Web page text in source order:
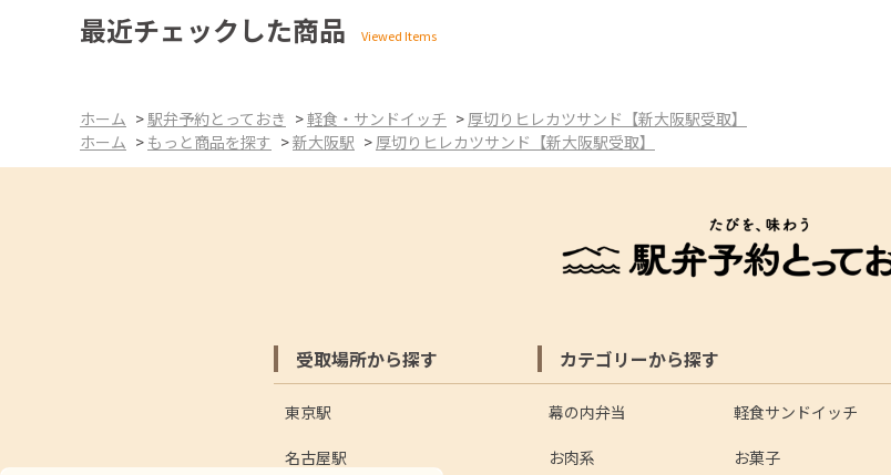
最近チェックした商品
ホーム >駅弁予約とっておき >軽食・サンドイッチ >厚切りヒレカツサンド【新大阪駅受取】
ホーム > もっと商品を探す >新大阪駅 >厚切りヒレカツサンド【新大阪駅受取】
受取場所から探す
東京駅
名古屋駅
カテゴリーから探す
幕の内弁当 軽食サンドイッチ
お肉系 お菓子